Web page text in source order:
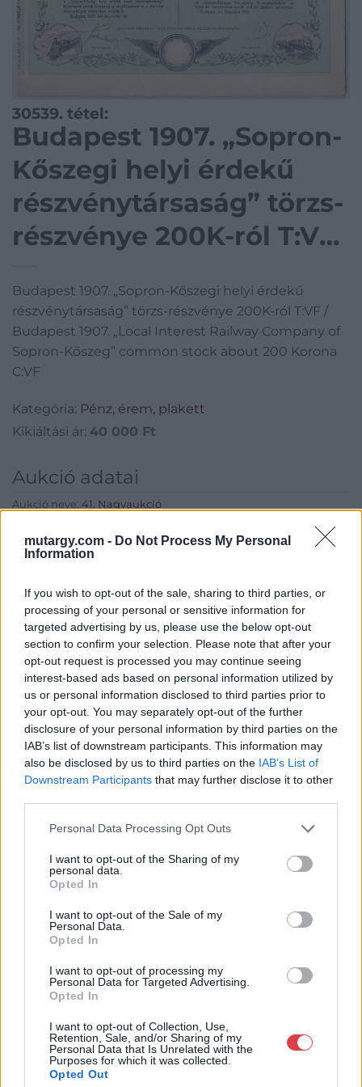
mutargy.com - Do Not Process My Personal
Information
If you wish to opt-out of the sale, sharing to third parties, or
processing of your personal or sensitive information for
targeted advertising by us, please use the below opt-out
section to confirm your selection. Please note that after your
opt-out request is processed you may continue seeing
interest-based ads based on personal information utilized by
us or personal information disclosed to third parties prior to
your opt-out. You may separately opt-out of the further
disclosure of your personal information by third parties on the
IAB’s list of downstream participants. This information may
also be disclosed by us to third parties on the IAB’s List of
Downstream Participants that may further disclose it to other
Personal Data Processing Opt Outs
I want to opt-out of the Sharing of my
personal data.
Opted In
I want to opt-out of the Sale of my
Personal Data.
Opted In
I want to opt-out of processing my
Personal Data for Targeted Advertising.
Opted In
I want to opt-out of Collection, Use,
Retention, Sale, and/or Sharing of my
Personal Data that Is Unrelated with the
Purposes for which it was collected.
Opted Out
30539. tétel:
Budapest 1907. „Sopron-
Kőszegi helyi érdekű
részvénytársaság” törzs-
részvénye 200K-ról T:VF
Interest Railway
Company of Sopron-
Kőszeg” common stock
about 200 Korona C:VF
Budapest 1907. „Sopron-Kőszegi helyi érdekű
részvénytársaság” törzs-részvénye 200K-ról T:VF /
Budapest 1907. „Local Interest Railway Company of
Sopron-Kőszeg” common stock about 200 Korona
C:VF
Kategória: Pénz, érem, plakett
Kikiáltási ár: 40 000 Ft
Aukció adatai
Aukció neve: 41. Nagyaukció
Aukció ideje: 18:00
Tételszám: 30539
Eladó adatai
Eladó:Darabanth Kft
Cím: Csonka Krisztián
Darabanth Bélyegkereskedelmi és
Aukciósház Kft.
Budapest
Andrássy út 16.
4035
Weboldal:http://darabanth.com
Bemutatkozás: A tételek a leütési ár + 25% jutalék megfizetése
veszik át, a vevő a postaköltség, biztosítási díj megfizetésére is
köteles.
GALÉRIA TOVÁBBI MŰTÁRGYAI